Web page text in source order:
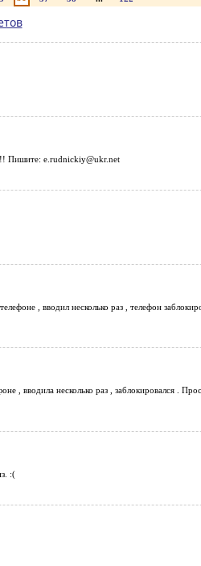
Пишите: e.rudnickiy@ukr.net
, вводил несколько раз , телефон
, вводила несколько раз , заблокировался .
:(